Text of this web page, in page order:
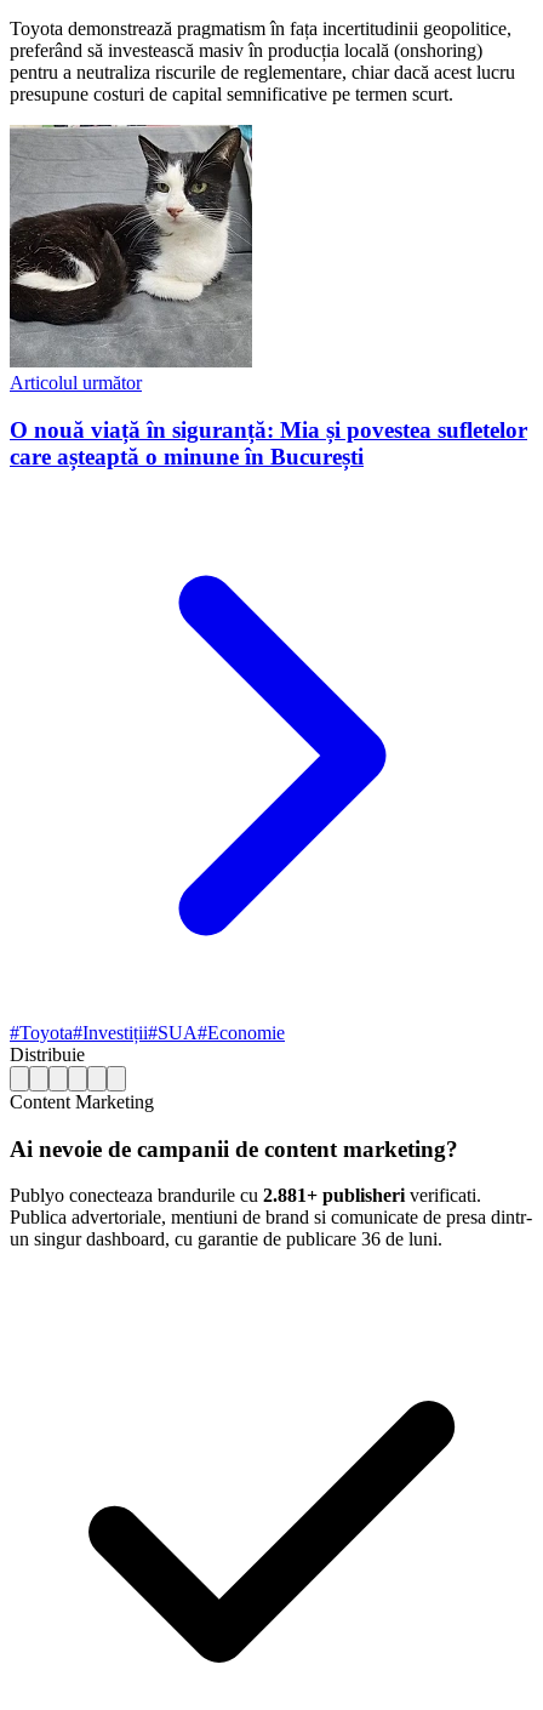
Toyota demonstrează pragmatism în fața incertitudinii geopolitice,
preferând să investească masiv în producția locală (onshoring)
pentru a neutraliza riscurile de reglementare, chiar dacă acest lucru
presupune costuri de capital semnificative pe termen scurt.
Articolul următor
O nouă viață în siguranță: Mia și povestea sufletelor
care așteaptă o minune în București
#Toyota#Investiții#SUA#Economie
Distribuie
Content Marketing
Ai nevoie de campanii de content marketing?
Publyo conecteaza brandurile cu 2.881+ publisheri verificati.
Publica advertoriale, mentiuni de brand si comunicate de presa dintr-
un singur dashboard, cu garantie de publicare 36 de luni.